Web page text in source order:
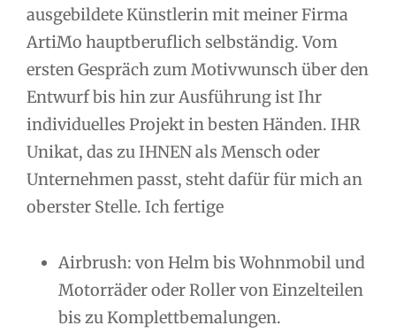
ausgebildete Künstlerin mit meiner Firma
ArtiMo hauptberuflich selbständig. Vom
ersten Gespräch zum Motivwunsch über den
Entwurf bis hin zur Ausführung ist Ihr
individuelles Projekt in besten Händen. IHR
Unikat, das zu IHNEN als Mensch oder
Unternehmen passt, steht dafür für mich an
oberster Stelle. Ich fertige
Airbrush: von Helm bis Wohnmobil und
Motorräder oder Roller von Einzelteilen
bis zu Komplettbemalungen.